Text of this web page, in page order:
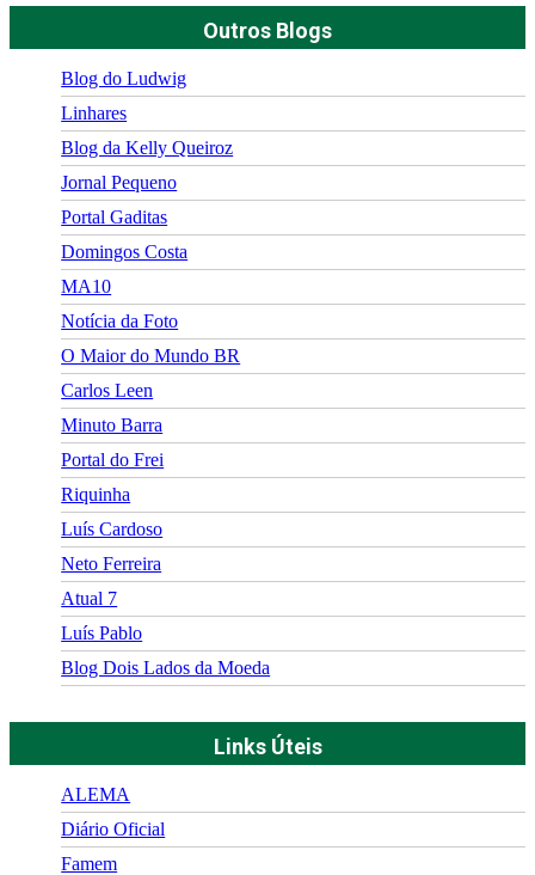
Outros Blogs
Blog do Ludwig
Linhares
Blog da Kelly Queiroz
Jornal Pequeno
Portal Gaditas
Domingos Costa
MA10
Notícia da Foto
O Maior do Mundo BR
Carlos Leen
Minuto Barra
Portal do Frei
Riquinha
Luís Cardoso
Neto Ferreira
Atual 7
Luís Pablo
Blog Dois Lados da Moeda
Links Úteis
ALEMA
Diário Oficial
Famem